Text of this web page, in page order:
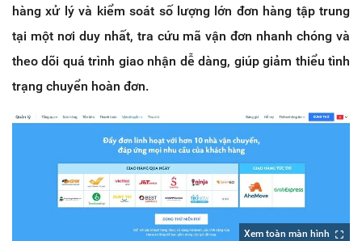
hàng xử lý và kiểm soát số lượng lớn đơn hàng tập trung
tại một nơi duy nhất, tra cứu mã vận đơn nhanh chóng và
theo dõi quá trình giao nhận dễ dàng, giúp giảm thiểu tình
trạng chuyển hoàn đơn.
Xem toàn màn hình